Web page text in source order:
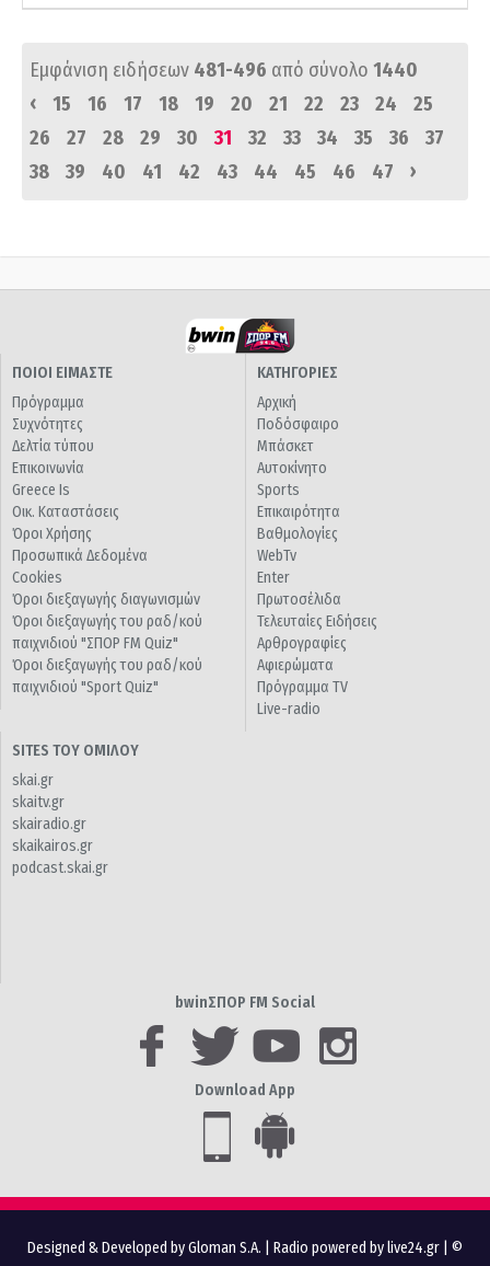
Εμφάνιση ειδήσεων 481-496 από σύνολο 1440
‹
15 16 17 18 19 20 21 22 23 24
25
26
27 28 29 30 31 32 33 34 35 36
37
38
39 40 41 42 43 44 45 46 47 ›
ΠΟΙΟΙ ΕΙΜΑΣΤΕ
Πρόγραμμα
Συχνότητες
Δελτία τύπου
Επικοινωνία
Greece Is
Οικ. Καταστάσεις
Όροι Χρήσης
Προσωπικά Δεδομένα
Cookies
Όροι διεξαγωγής διαγωνισμών
Όροι διεξαγωγής του ραδ/κού
παιχνιδιού "ΣΠΟΡ FM Quiz"
Όροι διεξαγωγής του ραδ/κού
παιχνιδιού "Sport Quiz"
ΚΑΤΗΓΟΡΙΕΣ
Αρχική
Ποδόσφαιρο
Μπάσκετ
Αυτοκίνητο
Sports
Επικαιρότητα
Βαθμολογίες
WebTv
Enter
Πρωτοσέλιδα
Τελευταίες Ειδήσεις
Αρθρογραφίες
Αφιερώματα
Πρόγραμμα TV
Live-radio
SITES ΤΟΥ ΟΜΙΛΟΥ
skai.gr
skaitv.gr
skairadio.gr
skaikairos.gr
podcast.skai.gr
bwinΣΠΟΡ FM Social
Download App
Designed & Developed by Gloman S.A. Radio powered by live24.gr | ©